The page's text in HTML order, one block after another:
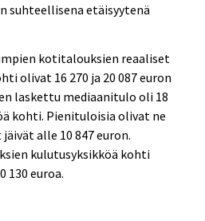
suhteellisena etäisyytenä
kotitalouksien reaaliset
olivat 16 270 ja 20 087 euron
laskettu mediaanitulo oli 18
kohti. Pienituloisia olivat ne
alle 10 847 euron.
kulutusyksikköä kohti
euroa.